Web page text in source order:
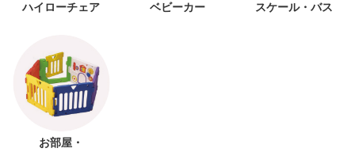
ハイローチェア ベビーカー スケール・バス
お部屋・